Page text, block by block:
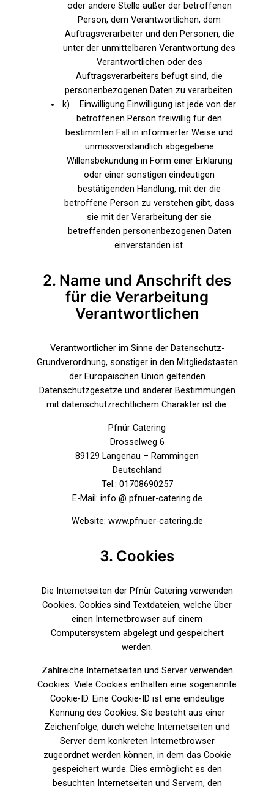
oder andere Stelle außer der betroffenen
Person, dem Verantwortlichen, dem
Auftragsverarbeiter und den Personen, die
unter der unmittelbaren Verantwortung des
Verantwortlichen oder des
Auftragsverarbeiters befugt sind, die
personenbezogenen Daten zu verarbeiten.
k) Einwilligung Einwilligung ist jede von der
betroffenen Person freiwillig für den
bestimmten Fall in informierter Weise und
unmissverständlich abgegebene
Willensbekundung in Form einer Erklärung
oder einer sonstigen eindeutigen
bestätigenden Handlung, mit der die
betroffene Person zu verstehen gibt, dass
sie mit der Verarbeitung der sie
betreffenden personenbezogenen Daten
einverstanden ist.
2. Name und Anschrift des
für die Verarbeitung
Verantwortlichen
Verantwortlicher im Sinne der Datenschutz-
Grundverordnung, sonstiger in den Mitgliedstaaten
der Europäischen Union geltenden
Datenschutzgesetze und anderer Bestimmungen
mit datenschutzrechtlichem Charakter ist die:
Pfnür Catering
Drosselweg 6
89129 Langenau – Rammingen
Deutschland
Tel.: 01708690257
E-Mail: info @ pfnuer-catering.de
Website: www.pfnuer-catering.de
3. Cookies
Die Internetseiten der Pfnür Catering verwenden
Cookies. Cookies sind Textdateien, welche über
einen Internetbrowser auf einem
Computersystem abgelegt und gespeichert
werden.
Zahlreiche Internetseiten und Server verwenden
Cookies. Viele Cookies enthalten eine sogenannte
Cookie-ID. Eine Cookie-ID ist eine eindeutige
Kennung des Cookies. Sie besteht aus einer
Zeichenfolge, durch welche Internetseiten und
Server dem konkreten Internetbrowser
zugeordnet werden können, in dem das Cookie
gespeichert wurde. Dies ermöglicht es den
besuchten Internetseiten und Servern, den